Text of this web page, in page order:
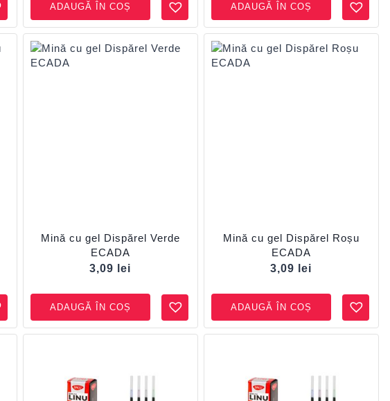
ADAUGĂ ÎN COȘ ADAUGĂ ÎN COȘ
Mină cu gel Dispărel Verde
ECADA
3,09
lei
ADAUGĂ ÎN COȘ
Mină cu gel Dispărel Roșu
ECADA
3,09
lei
ADAUGĂ ÎN COȘ